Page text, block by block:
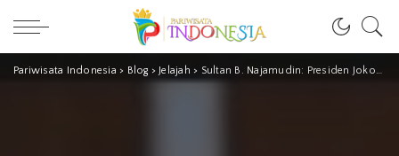
Pariwisata Indonesia > Blog > Jelajah > Sultan B. Najamudin: Presiden Jokowi, Luar Biasa!